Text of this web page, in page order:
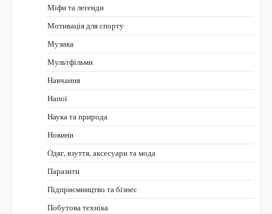
Міфи та легенди
Мотивація для спорту
Музика
Мультфільми
Навчання
Напої
Наука та природа
Новини
Одяг, взуття, аксесуари та мода
Паразити
Підприємництво та бізнес
Побутова техніка